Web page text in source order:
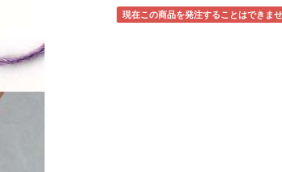
現在この商品を発注することはできま